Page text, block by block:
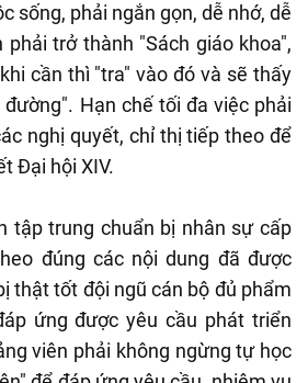
sống, phải ngắn gọn, dễ nhớ, dễ
trở thành "Sách giáo khoa",
cần thì "tra" vào đó và sẽ thấy
Hạn chế tối đa việc phải
nghị quyết, chỉ thị tiếp theo để
Đại hội XIV.
tập trung chuẩn bị nhân sự cấp
đúng các nội dung đã được
thật tốt đội ngũ cán bộ đủ phẩm
ứng được yêu cầu phát triển
viên phải không ngừng tự học